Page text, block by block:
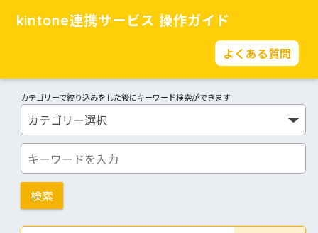
kintone連携サービス 操作ガイド
よくある質問
カテゴリーで絞り込みをした後にキーワード検索ができます